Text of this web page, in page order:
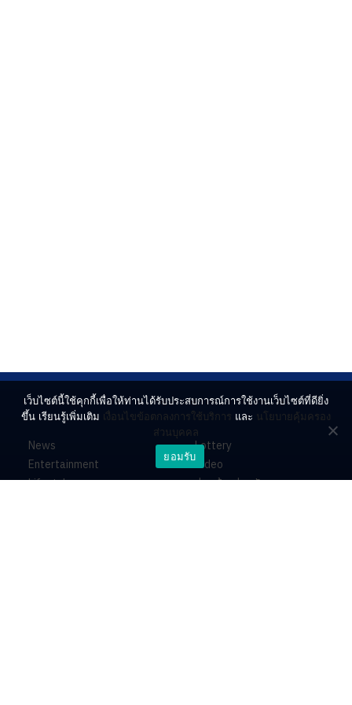
News
Entertainment
Lifestyle
Lottery
Video
ร่วมด้วยช่วยกัน
เว็บไซต์นี้ใช้คุกกี้เพื่อให้ท่านได้รับประสบการณ์การใช้งานเว็บไซต์ที่ดียิ่ง
ขึ้น เรียนรู้เพิ่มเติม เงื่อนไขข้อตกลงการใช้บริการ และ นโยบายคุ้มครอง
ส่วนบุคคล
ยอมรับ